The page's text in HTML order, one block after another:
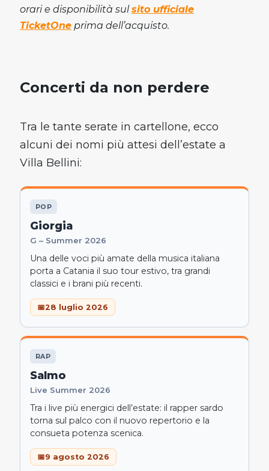
orari e disponibilità sulsito ufficiale
TicketOne prima dell’acquisto.
Concerti da non perdere
Tra le tante serate in cartellone, ecco
alcuni dei nomi più attesi dell’estate a
Villa Bellini:
POP
Giorgia
G – Summer 2026
Una delle voci più amate della musica italiana
porta a Catania il suo tour estivo, tra grandi
classici e i brani più recenti.
28 luglio 2026
RAP
Salmo
Live Summer 2026
Tra i live più energici dell’estate: il rapper sardo
torna sul palco con il nuovo repertorio e la
consueta potenza scenica.
9 agosto 2026